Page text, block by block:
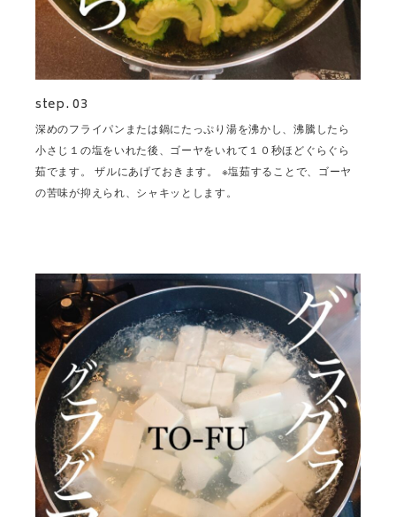
step. 03
深めのフライパンまたは鍋にたっぷり湯を沸かし、沸騰したら
小さじ１の塩をいれた後、ゴーヤをいれて１０秒ほどぐらぐら
茹でます。 ザルにあげておきます。 ※塩茹することで、ゴーヤ
の苦味が抑えられ、シャキッとします。